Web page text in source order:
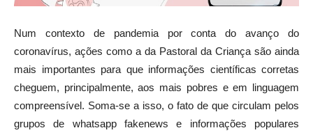
Num contexto de pandemia por conta do avanço do
coronavírus, ações como a da Pastoral da Criança são ainda
mais importantes para que informações científicas corretas
cheguem, principalmente, aos mais pobres e em linguagem
compreensível. Soma-se a isso, o fato de que circulam pelos
grupos de whatsapp fakenews e informações populares